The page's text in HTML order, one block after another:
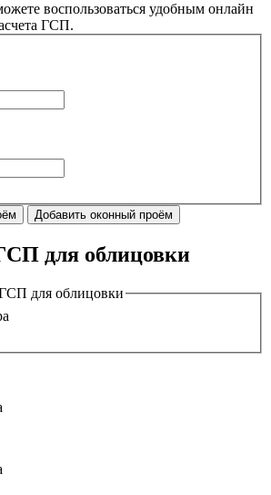
воспользоваться удобным онлайн
ГСП.
Добавить оконный проём
для облицовки
для облицовки